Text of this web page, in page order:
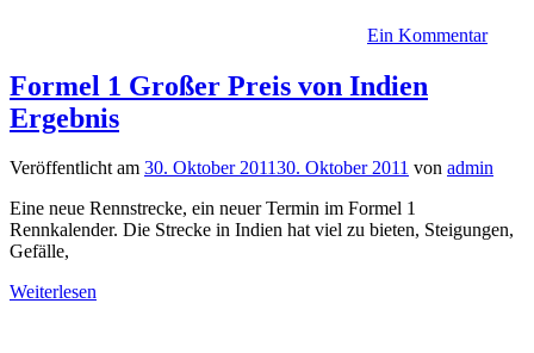
Ein Kommentar
Formel 1 Großer Preis von Indien
Ergebnis
Veröffentlicht am 30. Oktober 201130. Oktober 2011 von admin
Eine neue Rennstrecke, ein neuer Termin im Formel 1
Rennkalender. Die Strecke in Indien hat viel zu bieten, Steigungen,
Gefälle,
Weiterlesen